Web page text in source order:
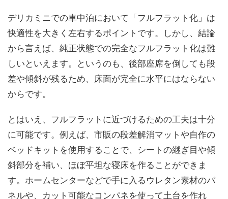
デリカミニでの車中泊において「フルフラット化」は
快適性を大きく左右するポイントです。しかし、結論
から言えば、純正状態での完全なフルフラット化は難
しいといえます。というのも、後部座席を倒しても段
差や傾斜が残るため、床面が完全に水平にはならない
からです。
とはいえ、フルフラットに近づけるための工夫は十分
に可能です。例えば、市販の段差解消マットや自作の
ベッドキットを使用することで、シートの継ぎ目や傾
斜部分を補い、ほぼ平坦な寝床を作ることができま
す。ホームセンターなどで手に入るウレタン素材のパ
ネルや、カット可能なコンパネを使って土台を作れ